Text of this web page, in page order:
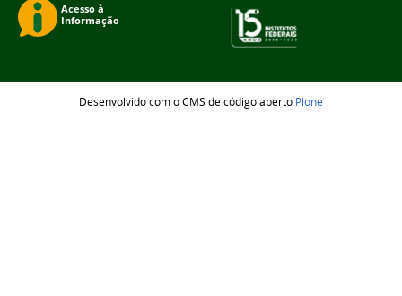
Desenvolvido com o CMS de código aberto Plone